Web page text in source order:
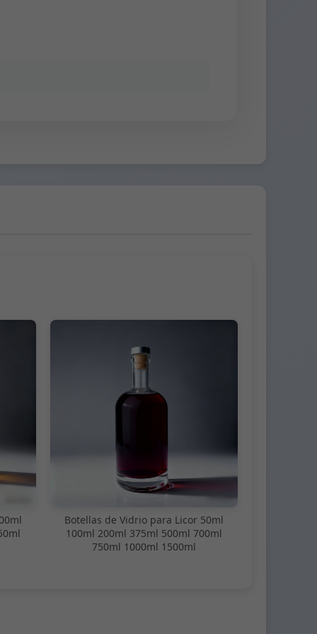
Botellas de Vidrio para Licor 50ml
100ml 200ml 375ml 500ml 700ml
750ml 1000ml 1500ml